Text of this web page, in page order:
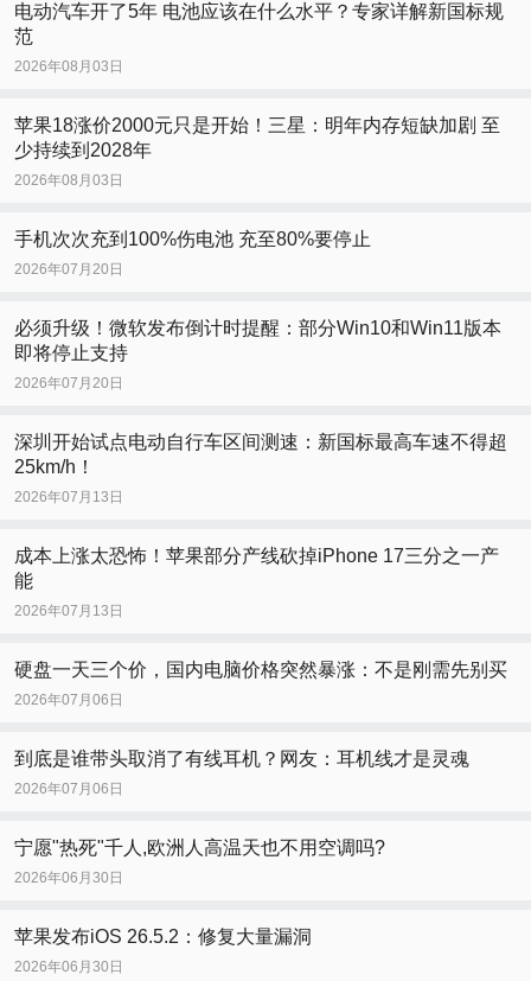
电动汽车开了5年 电池应该在什么水平？专家详解新国标规
范
2026年08月03日
苹果18涨价2000元只是开始！三星：明年内存短缺加剧 至
少持续到2028年
2026年08月03日
手机次次充到100%伤电池 充至80%要停止
2026年07月20日
必须升级！微软发布倒计时提醒：部分Win10和Win11版本
即将停止支持
2026年07月20日
深圳开始试点电动自行车区间测速：新国标最高车速不得超
25km/h！
2026年07月13日
成本上涨太恐怖！苹果部分产线砍掉iPhone 17三分之一产
能
2026年07月13日
硬盘一天三个价，国内电脑价格突然暴涨：不是刚需先别买
2026年07月06日
到底是谁带头取消了有线耳机？网友：耳机线才是灵魂
2026年07月06日
宁愿"热死"千人,欧洲人高温天也不用空调吗?
2026年06月30日
苹果发布iOS 26.5.2：修复大量漏洞
2026年06月30日